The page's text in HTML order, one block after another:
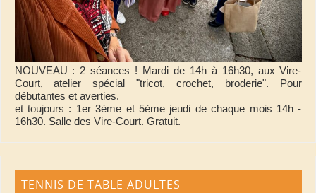
NOUVEAU : 2 séances ! Mardi de 14h à 16h30, aux Vire-
Court, atelier spécial "tricot, crochet, broderie". Pour
débutantes et averties.
et toujours : 1er 3ème et 5ème jeudi de chaque mois 14h -
16h30. Salle des Vire-Court. Gratuit.
TENNIS DE TABLE ADULTES